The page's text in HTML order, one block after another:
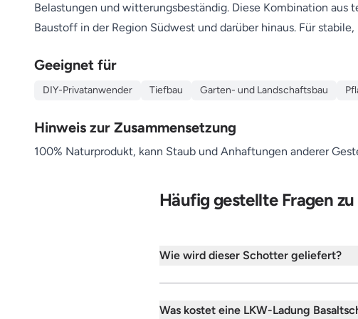
Belastungen und witterungsbeständig. Diese Kombination
Baustoff in der Region Südwest und darüber hinaus. Für
Geeignet für
DIY-Privatanwender Tiefbau Garten- und Landschaftsbau
Hinweis zur Zusammensetzung
100% Naturprodukt, kann Staub und Anhaftungen anderer
Häufig gestellte Fragen
Wie wird dieser Schotter geliefert?
Was kostet eine LKW-Ladung